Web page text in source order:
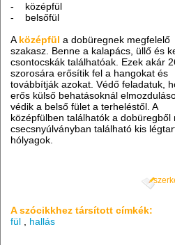
- középfül
- belsőfül
A középfül a dobüregnek megfelelő
szakasz. Benne a kalapács, üllő és
csontocskák találhatóak. Ezek akár
szorosára erősítik fel a hangokat és
továbbítják azokat. Védő feladatuk,
erős külső behatásoknál
védik a belső fület a terheléstől. A
középfülben találhatók a dobüregből
csecsnyúlványban található kis
hólyagok.
A szócikkhez társított címkék:
fül
hallás